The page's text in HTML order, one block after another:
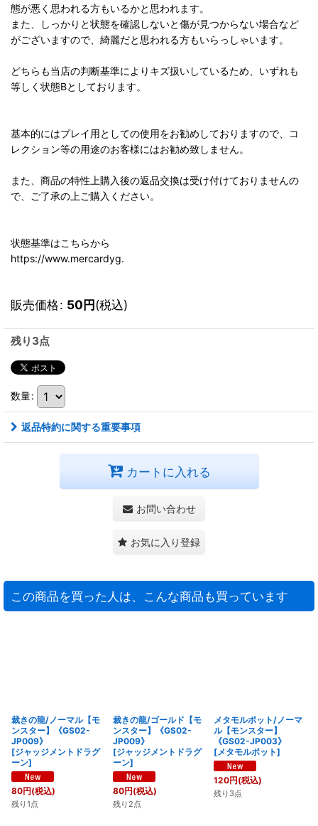
態が悪く思われる方もいるかと思われます。
また、しっかりと状態を確認しないと傷が見つからない場合など
がございますので、綺麗だと思われる方もいらっしゃいます。
どちらも当店の判断基準によりキズ扱いしているため、いずれも
等しく状態Bとしております。
基本的にはプレイ用としての使用をお勧めしておりますので、コ
レクション等の用途のお客様にはお勧め致しません。
また、商品の特性上購入後の返品交換は受け付けておりませんの
で、ご了承の上ご購入ください。
状態基準はこちらから
https://www.mercardyg.
販売価格: 50円(税込)
残り3点
数量:
返品特約に関する重要事項
カートに入れる
お問い合わせ
お気に入り登録
この商品を買った人は、こんな商品も買っています
裁きの龍/ノーマル【モ
ンスター】《GS02-
JP009》
[ジャッジメントドラグ
ーン]
80円(税込)
残り1点
裁きの龍/ゴールド【モ
ンスター】《GS02-
JP009》
[ジャッジメントドラグ
ーン]
80円(税込)
残り2点
メタモルポット/ノーマ
ル【モンスター】
《GS02-JP003》
[メタモルポット]
120円(税込)
残り3点